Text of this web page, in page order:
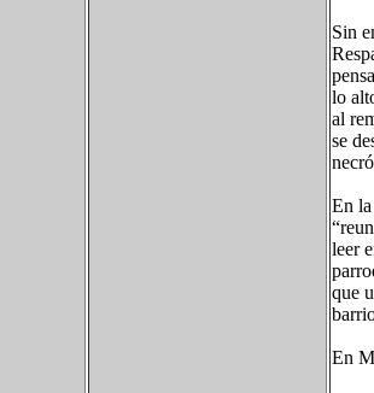
Sin
lo
al
se
En
leer
que
En